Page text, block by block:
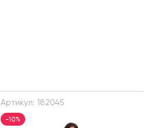
Артикул: 182045
-10%